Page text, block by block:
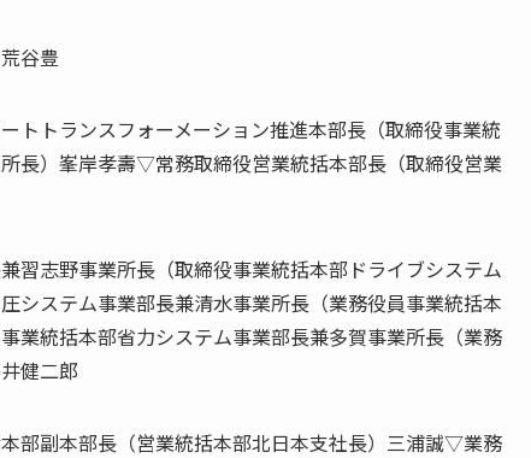
谷豊
トランスフォーメーション推進本部長（取締役事業統
長）峯岸孝壽▽常務取締役営業統括本部長（取締役営業
志野事業所長（取締役事業統括本部ドライブシステム
ステム事業部長兼清水事業所長（業務役員事業統括本
統括本部省力システム事業部長兼多賀事業所長（業務
健二郎
部副本部長（営業統括本部北日本支社長）三浦誠▽業務